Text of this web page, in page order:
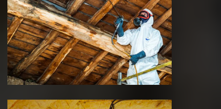
Traitement de charpente